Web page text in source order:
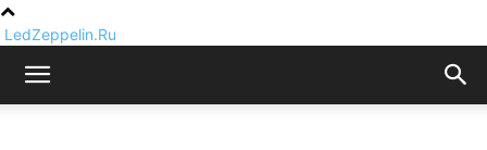
LedZeppelin.Ru